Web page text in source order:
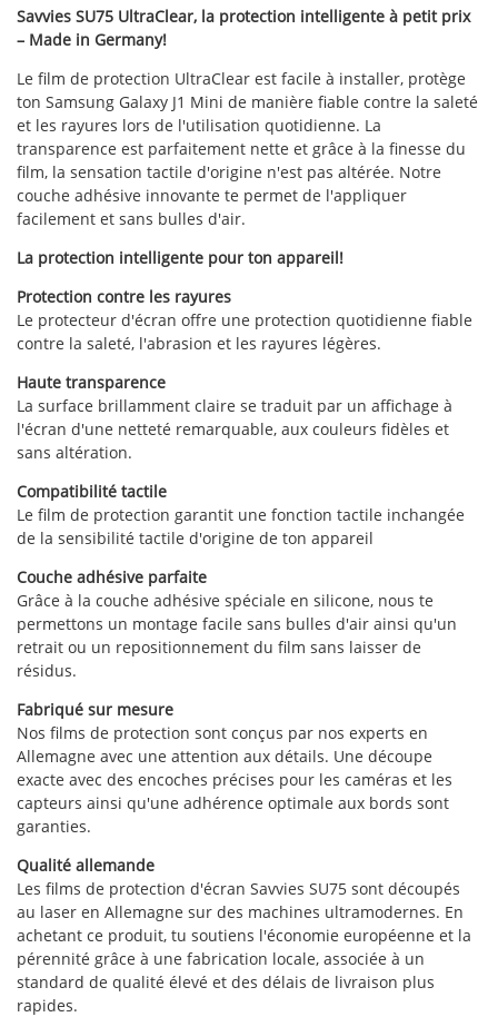
Savvies SU75 UltraClear, la protection intelligente à petit prix
– Made in Germany!
Le film de protection UltraClear est facile à installer, protège
ton Samsung Galaxy J1 Mini de manière fiable contre la saleté
et les rayures lors de l'utilisation quotidienne. La
transparence est parfaitement nette et grâce à la finesse du
film, la sensation tactile d'origine n'est pas altérée. Notre
couche adhésive innovante te permet de l'appliquer
facilement et sans bulles d'air.
La protection intelligente pour ton appareil!
Protection contre les rayures
Le protecteur d'écran offre une protection quotidienne fiable
contre la saleté, l'abrasion et les rayures légères.
Haute transparence
La surface brillamment claire se traduit par un affichage à
l'écran d'une netteté remarquable, aux couleurs fidèles et
sans altération.
Compatibilité tactile
Le film de protection garantit une fonction tactile inchangée
de la sensibilité tactile d'origine de ton appareil
Couche adhésive parfaite
Grâce à la couche adhésive spéciale en silicone, nous te
permettons un montage facile sans bulles d'air ainsi qu'un
retrait ou un repositionnement du film sans laisser de
résidus.
Fabriqué sur mesure
Nos films de protection sont conçus par nos experts en
Allemagne avec une attention aux détails. Une découpe
exacte avec des encoches précises pour les caméras et les
capteurs ainsi qu'une adhérence optimale aux bords sont
garanties.
Qualité allemande
Les films de protection d'écran Savvies SU75 sont découpés
au laser en Allemagne sur des machines ultramodernes. En
achetant ce produit, tu soutiens l'économie européenne et la
pérennité grâce à une fabrication locale, associée à un
standard de qualité élevé et des délais de livraison plus
rapides.